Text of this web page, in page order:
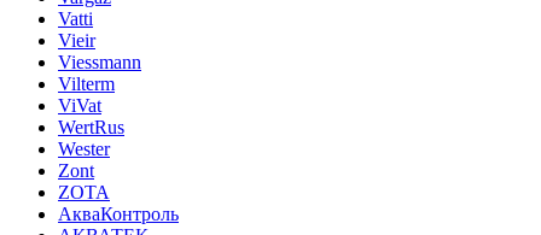
Vatti
Vieir
Viessmann
Vilterm
ViVat
WertRus
Wester
Zont
ZOTA
АкваКонтроль